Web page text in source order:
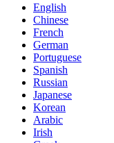
English
Chinese
French
German
Portuguese
Spanish
Russian
Japanese
Korean
Arabic
Irish